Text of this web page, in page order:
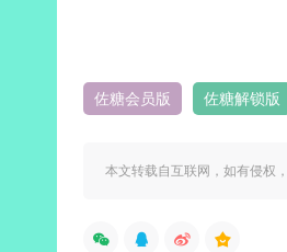
佐糖会员版 佐糖解锁版
本文转载自互联网，如有侵权